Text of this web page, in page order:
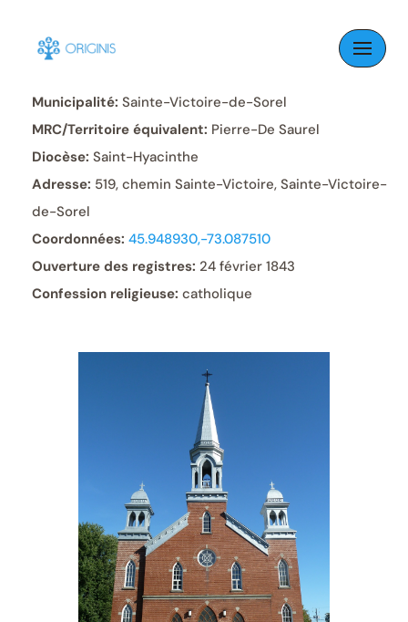
Skip
content
Municipalité: Sainte-Victoire-de-Sorel
MRC/Territoire équivalent: Pierre-De Saurel
Diocèse: Saint-Hyacinthe
Adresse: 519, chemin Sainte-Victoire, Sainte-Victoire-
de-Sorel
Coordonnées: 45.948930,-73.087510
Ouverture des registres: 24 février 1843
Confession religieuse: catholique